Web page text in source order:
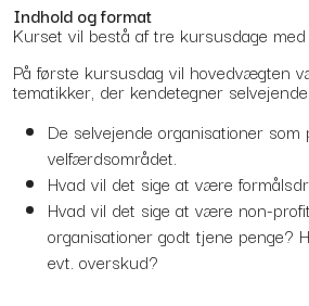
Indhold og format
Kurset vil bestå af tre kursusdage
På første kursusdag vil hovedvægten
tematikker, der kendetegner
De selvejende organisationer som
velfærdsområdet.
Hvad vil det sige at være
Hvad vil det sige at være non-
organisationer godt tjene penge?
evt. overskud?